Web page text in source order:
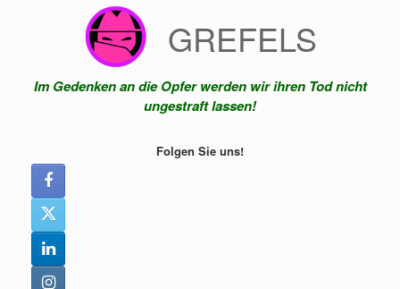
GREFELS
Im Gedenken an die Opfer werden wir ihren Tod nicht
ungestraft lassen!
Folgen Sie uns!